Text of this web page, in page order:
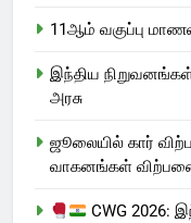
11ஆம் வகுப்பு
இந்திய
அரசு
ஜூலையில் கார்
வாகனங்கள்
CWG 2026: